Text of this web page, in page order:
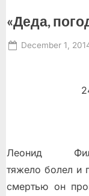
«Деда,
Posted
December 1,
Леонид
тяжело болел и
смертью он